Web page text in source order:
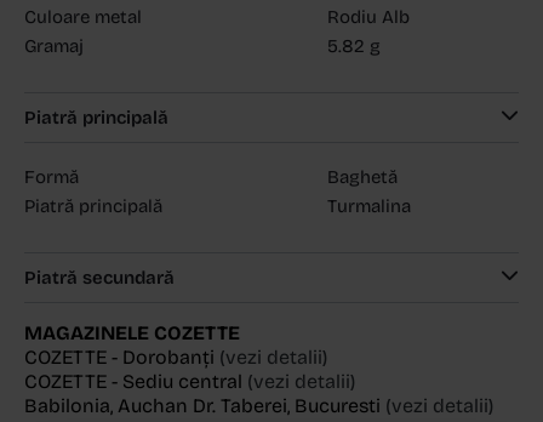
Culoare metal
Rodiu Alb
Gramaj
5.82 g
Piatră principală
Formă
Baghetă
Piatră principală
Turmalina
Piatră secundară
MAGAZINELE COZETTE
COZETTE - Dorobanți (vezi detalii)
COZETTE - Sediu central (vezi detalii)
Babilonia, Auchan Dr. Taberei, Bucuresti (vezi detalii)